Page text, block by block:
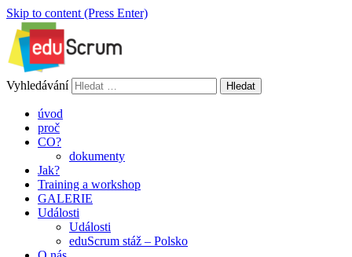
Skip to content (Press Enter)
Spolupráce, která vám dá křídla
Vyhledávání
úvod
proč
CO?
dokumenty
Jak?
Training a workshop
GALERIE
Události
Události
eduScrum stáž – Polsko